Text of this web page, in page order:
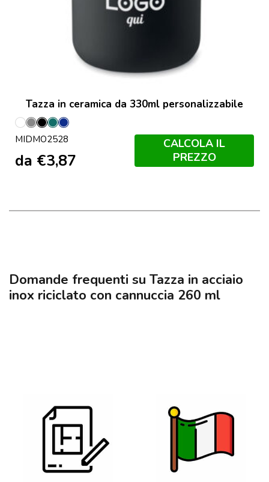
Tazza in ceramica da 330ml personalizzabile
Bianco
Grigio
NeroPetrolio
Francese
Navy
MIDMO2528
da €3,87
CALCOLA IL
PREZZO
Domande frequenti su Tazza in acciaio
inox riciclato con cannuccia 260 ml